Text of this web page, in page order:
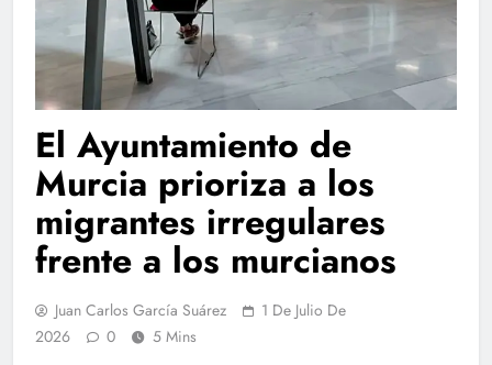
El Ayuntamiento de
Murcia prioriza a los
migrantes irregulares
frente a los murcianos
Juan Carlos García Suárez
1 De Julio De
2026
0 5 Mins